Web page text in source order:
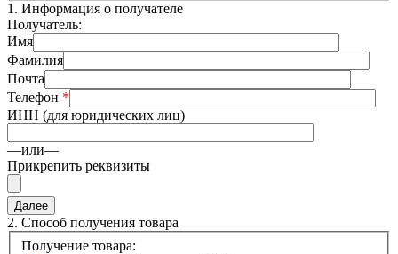
1. Информация о получателе
Получатель:
Имя
Фамилия
Почта
Телефон *
ИНН (для юридических лиц)
—или—
Прикрепить реквизиты
2. Способ получения товара
Получение товара: